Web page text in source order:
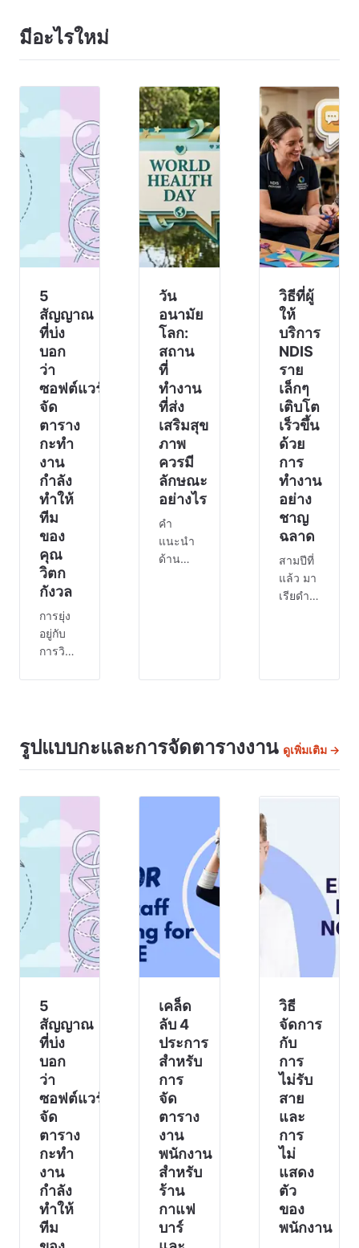
มีอะไรใหม่
5
สัญญาณ
ที่บ่ง
บอก
ว่า
ซอฟต์แวร์
จัด
ตาราง
กะทำ
งาน
กำลัง
ทำให้
ทีม
ของ
คุณ
วิตก
กังวล
การยุ่ง
อยู่กับ
การวิตก
เป็น
เรื่อง
ปกติ แต่
กังวล
เป็น
สัญญาณ
ว่ามีบาง
อย่างใน
ของคุณ
ทำงาน
ผิดปกติ
ในทีม
ของคุณ
อาจ
ทำงาน
เต็ม
กะได
วัน
อนามัย
โลก:
สถาน
ที่
ทำงาน
ที่ส่ง
เสริมสุข
ภาพ
ควรมี
ลักษณะ
อย่างไร
คำ
แนะนำ
ด้าน
ใช้ชีวิต
อาหารที่
ดี ออก
กำลัง
ชั่วโมง
จัดการ
ความเครียด
คำ
แนะนำ
แต่ถ้า
คุณ
วิธีที่ผู้
ให้
บริการ
NDIS
ราย
เล็กๆ
เติบโต
เร็วขึ้น
ด้วย
การ
ทำงาน
อย่าง
ชาญ
ฉลาด
สามปีที่
แล้ว มา
เรียดำ
NDIS
เพียงไม่
กี่คน
15 คน
ตาราง
งานใน
สเปรดชีต
ที่ใช้ร่วม
กัน ร
รูปแบบกะและการจัดตารางงาน ดูเพิ่มเติม →
5
สัญญาณ
ที่บ่ง
บอก
ว่า
ซอฟต์แวร์
จัด
ตาราง
กะทำ
งาน
กำลัง
ทำให้
ทีม
เคล็ด
ลับ 4
ประการ
สำหรับ
การ
จัด
ตาราง
งาน
พนักงาน
สำหรับ
ร้าน
กาแฟ
บาร์
วิธี
จัดการ
กับ
การ
ไม่รับ
สาย
และ
การ
ไม่
แสดง
ตัว
ของ
พนักงาน